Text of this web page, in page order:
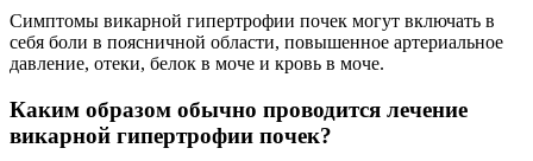
Симптомы викарной гипертрофии почек могут включать в
себя боли в поясничной области, повышенное артериальное
давление, отеки, белок в моче и кровь в моче.
Каким образом обычно проводится лечение
викарной гипертрофии почек?